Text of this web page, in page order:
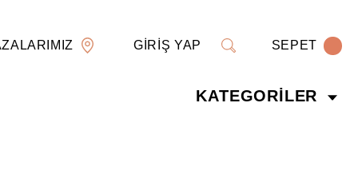
GİRİŞ YAP SEPET
KATEGORİLER